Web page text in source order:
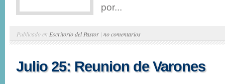
por...
Publicado en Escritorio del Pastor | no comentarios
Julio 25: Reunion de Varones